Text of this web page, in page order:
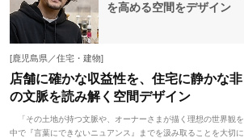
を高める空間をデザイン
[鹿児島県／住宅・建物]
店舗に確かな収益性を、住宅に静かな
の文脈を読み解く空間デザイン
「その土地が持つ文脈や、オーナーさまが描く理想の世界観
中で『言葉にできないニュアンス』までを汲み取ることを大切